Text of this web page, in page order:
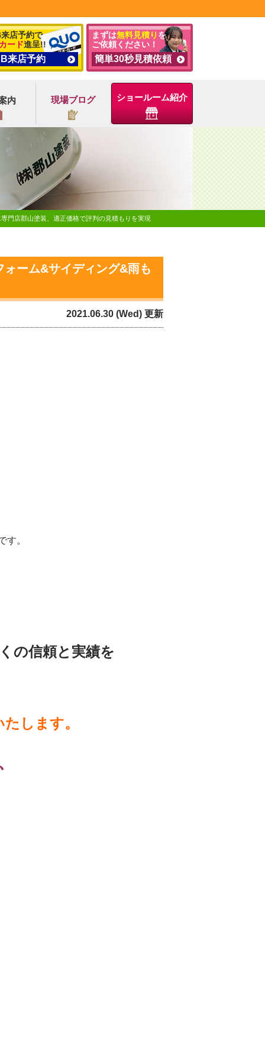
店予約で
ード進呈!!
来店予約
まずは無料見積り を
ご依頼ください！
簡単30秒見積依頼
内 現場ブログ ショールーム紹介
門店郡山塗装、適正価格で評判の見積もりを実現
ーム&サイディング&雨も
2021.06.30 (Wed) 更新
す。
の信頼と実績を
します。